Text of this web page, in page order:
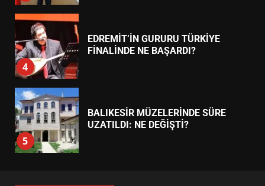
4
EDREMİT’İN GURURU TÜRKİYE
FİNALİNDE NE BAŞARDI?
5
BALIKESİR MÜZELERİNDE SÜRE
UZATILDI: NE DEĞİŞTİ?